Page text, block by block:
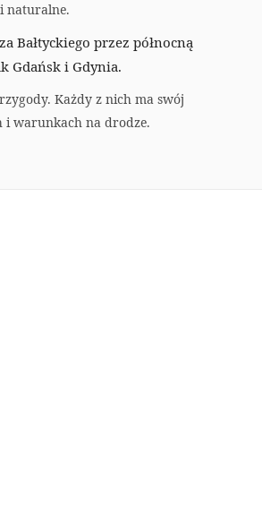
naturalne.
Bałtyckiego przez północną
Gdańsk i Gdynia.
Każdy z nich ma swój
i warunkach na drodze.